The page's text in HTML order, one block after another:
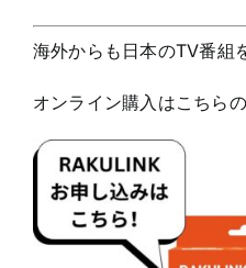
海外からも日本のTV番組
オンライン購入はこちら